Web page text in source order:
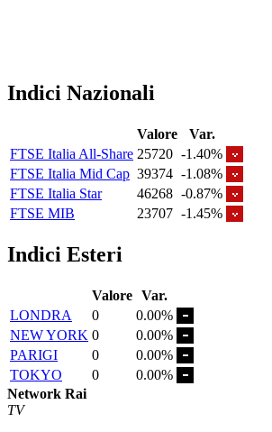
Indici Nazionali
Valore
Var.
FTSE Italia All-Share 25720 -1.40%
FTSE Italia Mid Cap 39374 -1.08%
FTSE Italia Star
46268 -0.87%
FTSE MIB
23707 -1.45%
Indici Esteri
Valore Var.
LONDRA
0
0.00%
NEW YORK 0
0.00%
PARIGI
0
0.00%
TOKYO
0
0.00%
Network Rai
TV